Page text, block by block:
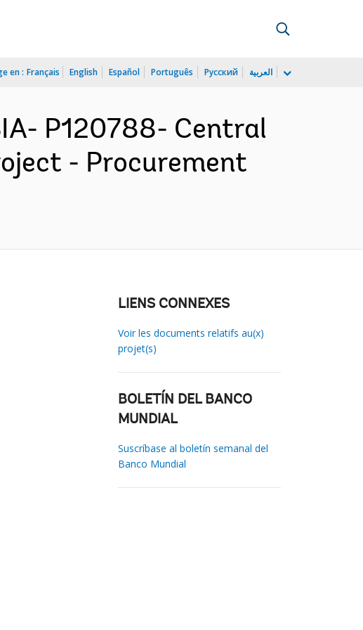
en : Français English Español Português Русский العربية
P120788- Central
- Procurement
LIENS CONNEXES
Voir les documents relatifs au(x)
projet(s)
BOLETÍN DEL BANCO
MUNDIAL
Suscríbase al boletín semanal del
Banco Mundial